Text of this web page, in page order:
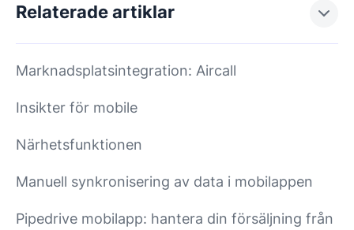
Relaterade artiklar
Marknadsplatsintegration: Aircall
Insikter för mobile
Närhetsfunktionen
Manuell synkronisering av data i mobilappen
Pipedrive mobilapp: hantera din försäljning från